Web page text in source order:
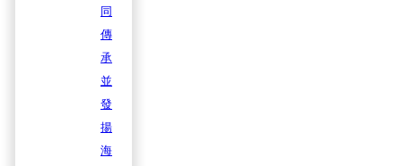
同
傳
承
並
發
揚
海